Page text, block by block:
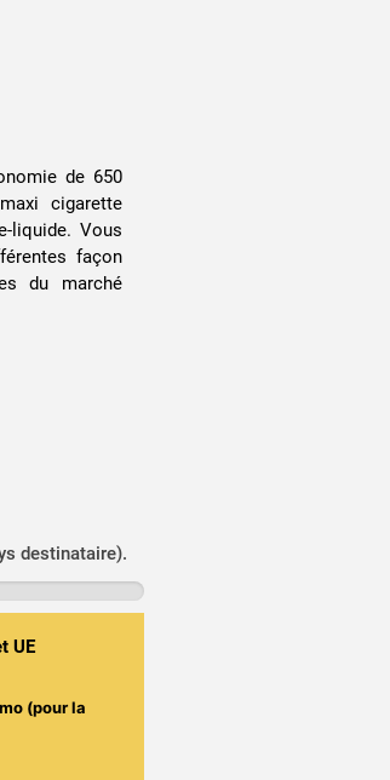
de 650
cigarette
liquide. Vous
façon
du marché
destinataire).
UE
(pour la